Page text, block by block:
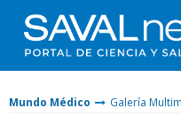
Mundo Médico Galería